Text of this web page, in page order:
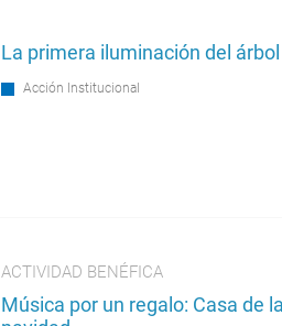
La primera iluminación del
Acción Institucional
ACTIVIDAD BENÉFICA
Música por un regalo: Casa de